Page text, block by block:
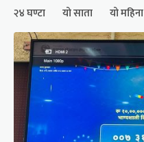
२४ घण्टा यो साता यो महिना